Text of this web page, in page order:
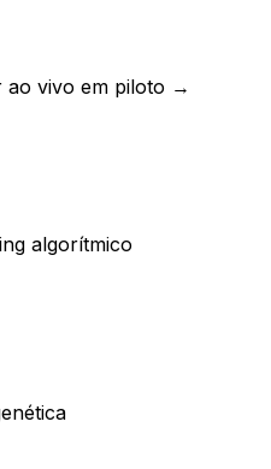
ao vivo em piloto →
algorítmico